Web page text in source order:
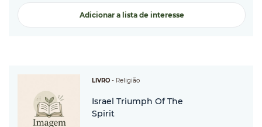
Adicionar a lista de interesse
LIVRO - Religião
Israel Triumph Of The
Spirit